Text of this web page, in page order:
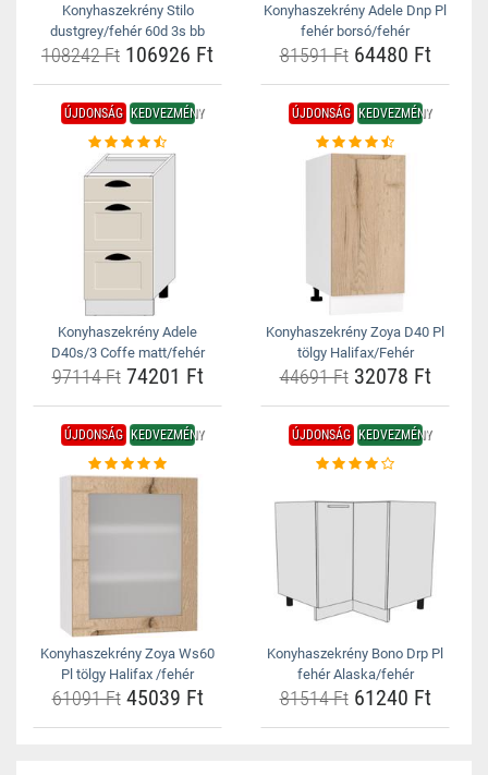
Konyhaszekrény Stilo
dustgrey/fehér 60d 3s bb
108242 Ft 106926 Ft
Konyhaszekrény Adele Dnp Pl
fehér borsó/fehér
81591 Ft64480 Ft
ÚJDONSÁG KEDVEZMÉNY
Konyhaszekrény Adele
D40s/3 Coffe matt/fehér
97114 Ft74201 Ft
ÚJDONSÁG KEDVEZMÉNY
Konyhaszekrény Zoya D40 Pl
tölgy Halifax/Fehér
44691 Ft32078 Ft
ÚJDONSÁG KEDVEZMÉNY
Konyhaszekrény Zoya Ws60
Pl tölgy Halifax /fehér
61091 Ft45039 Ft
ÚJDONSÁG KEDVEZMÉNY
Konyhaszekrény Bono Drp Pl
fehér Alaska/fehér
81514 Ft61240 Ft